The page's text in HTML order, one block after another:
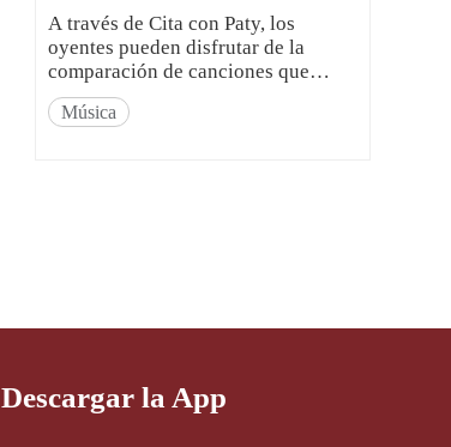
A través de Cita con Paty, los
oyentes pueden disfrutar de la
comparación de canciones que
tienen la misma melodía pero
interpretadas por diferentes
Música
Descargar la App